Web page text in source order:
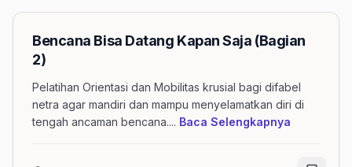
Bencana Bisa Datang Kapan Saja (Bagian
2)
Pelatihan Orientasi dan Mobilitas krusial bagi difabel
netra agar mandiri dan mampu menyelamatkan diri di
tengah ancaman bencana.... Baca Selengkapnya